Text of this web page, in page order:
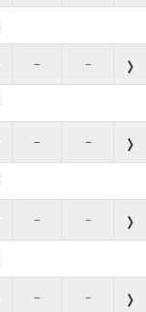
– –
– –
– –
– –